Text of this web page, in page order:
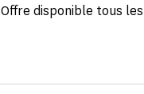
Offre disponible tous